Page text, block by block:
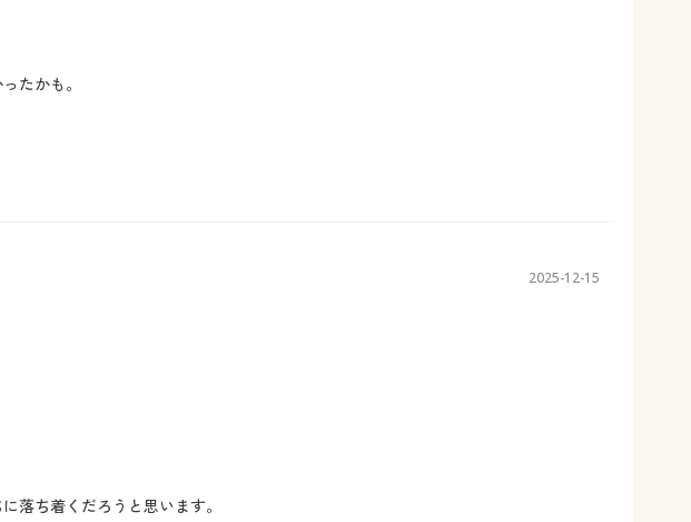
たかも。
2025-12-15
落ち着くだろうと思います。